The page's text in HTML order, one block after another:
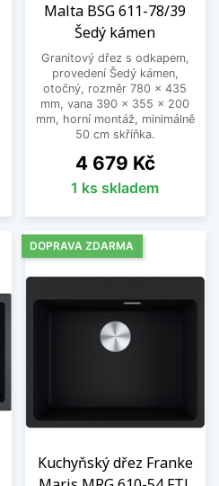
Malta BSG 611-78/39
Šedý kámen
Granitový dřez s odkapem,
provedení Šedý kámen,
otočný, rozměr 780 x 435
mm, vana 390 x 355 x 200
mm, horní montáž, minimálně
50 cm skříňka.
Cena
4 679 Kč
1 ks skladem
Kuchyňský dřez Franke
DOPRAVA ZDARMA